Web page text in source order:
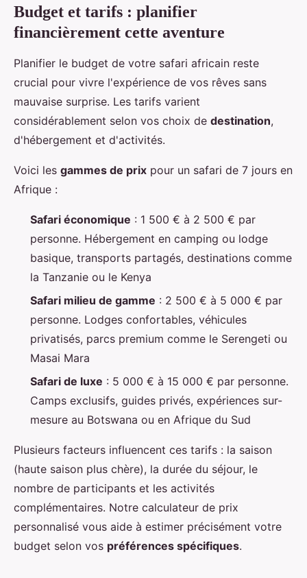
Budget et tarifs : planifier
financièrement cette aventure
Planifier le budget de votre safari africain reste
crucial pour vivre l'expérience de vos rêves sans
mauvaise surprise. Les tarifs varient
considérablement selon vos choix de destination,
d'hébergement et d'activités.
Voici les gammes de prix pour un safari de 7 jours en
Afrique :
Safari économique : 1 500 € à 2 500 € par
personne. Hébergement en camping ou lodge
basique, transports partagés, destinations comme
la Tanzanie ou le Kenya
Safari milieu de gamme : 2 500 € à 5 000 € par
personne. Lodges confortables, véhicules
privatisés, parcs premium comme le Serengeti ou
Masai Mara
Safari de luxe : 5 000 € à 15 000 € par personne.
Camps exclusifs, guides privés, expériences sur-
mesure au Botswana ou en Afrique du Sud
Plusieurs facteurs influencent ces tarifs : la saison
(haute saison plus chère), la durée du séjour, le
nombre de participants et les activités
complémentaires. Notre calculateur de prix
personnalisé vous aide à estimer précisément votre
budget selon vos préférences spécifiques.